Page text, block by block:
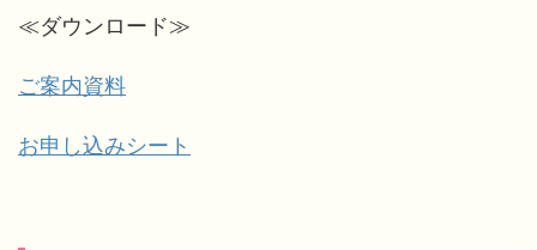
≪ダウンロード≫
ご案内資料
お申し込みシート